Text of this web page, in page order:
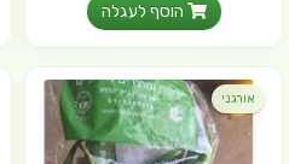
הוסף לעגלה
אורגני